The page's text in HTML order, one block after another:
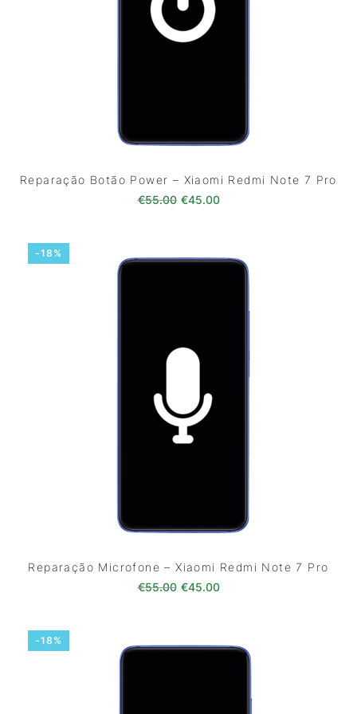
Reparação Botão Power – Xiaomi Redmi Note 7 Pro
€55.00 O preço original era: €55.00.
€45.00O preço atual é:
-18%
Reparação Microfone – Xiaomi Redmi Note 7 Pro
€55.00 O preço original era: €55.00.
€45.00O preço atual é:
-18%